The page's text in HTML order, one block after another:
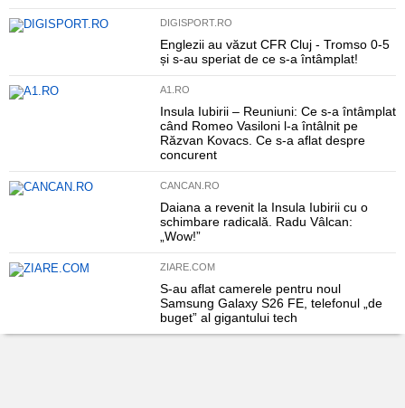
DIGISPORT.RO
Englezii au văzut CFR Cluj - Tromso 0-5
și s-au speriat de ce s-a întâmplat!
A1.RO
Insula Iubirii – Reuniuni: Ce s-a întâmplat
când Romeo Vasiloni l-a întâlnit pe
Răzvan Kovacs. Ce s-a aflat despre
concurent
CANCAN.RO
Daiana a revenit la Insula Iubirii cu o
schimbare radicală. Radu Vâlcan:
„Wow!”
ZIARE.COM
S-au aflat camerele pentru noul
Samsung Galaxy S26 FE, telefonul „de
buget” al gigantului tech